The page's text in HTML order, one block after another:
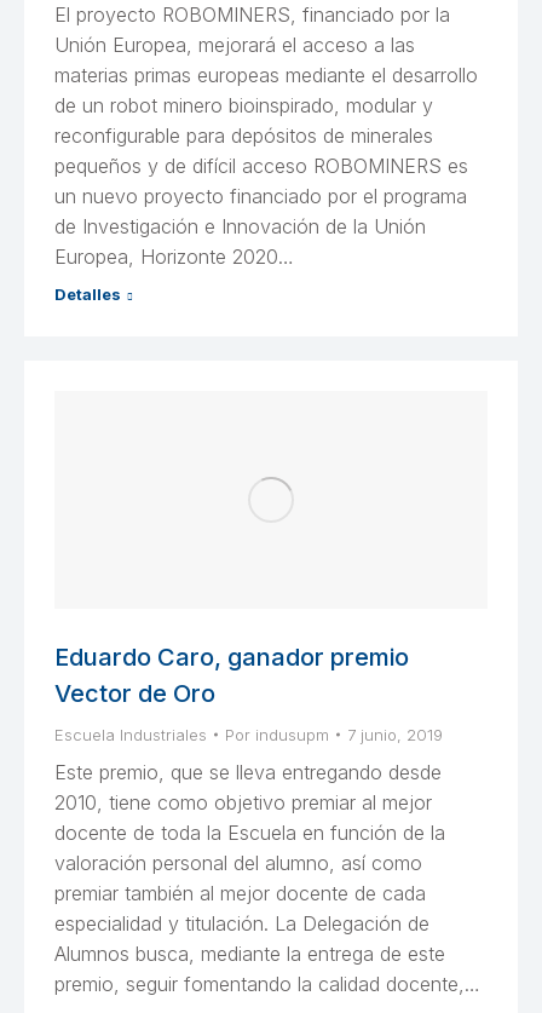
El proyecto ROBOMINERS, financiado por la
Unión Europea, mejorará el acceso a las
materias primas europeas mediante el desarrollo
de un robot minero bioinspirado, modular y
reconfigurable para depósitos de minerales
pequeños y de difícil acceso ROBOMINERS es
un nuevo proyecto financiado por el programa
de Investigación e Innovación de la Unión
Europea, Horizonte 2020…
Detalles
Eduardo Caro, ganador premio
Vector de Oro
Escuela Industriales Por indusupm 7 junio, 2019
Este premio, que se lleva entregando desde
2010, tiene como objetivo premiar al mejor
docente de toda la Escuela en función de la
valoración personal del alumno, así como
premiar también al mejor docente de cada
especialidad y titulación. La Delegación de
Alumnos busca, mediante la entrega de este
premio, seguir fomentando la calidad docente,…